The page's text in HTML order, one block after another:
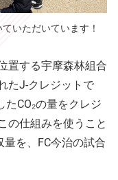
いただいています！
置する宇摩森林組合
たJ-クレジットで
CO₂の量をクレジ
の仕組みを使うこと
量を、FC今治の試合